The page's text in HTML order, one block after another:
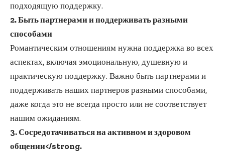
подходящую поддержку.
2. Быть партнерами и поддерживать разными
способами
Романтическим отношениям нужна поддержка во всех
аспектах, включая эмоциональную, душевную и
практическую поддержку. Важно быть партнерами и
поддерживать наших партнеров разными способами,
даже когда это не всегда просто или не соответствует
нашим ожиданиям.
3. Сосредотачиваться на активном и здоровом
общении</strong.